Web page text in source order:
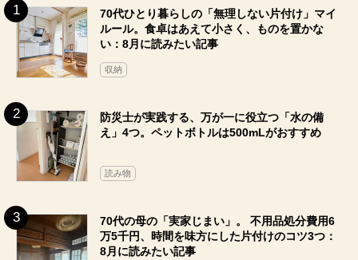
70代ひとり暮らしの「無理しない片付け」マイ
ルール。食卓はあえて小さく、ものを置かな
い：8月に読みたい記事
収納
防災士が実践する、万が一に役立つ「水の備
え」4つ。ペットボトルは500mLがおすすめ
読み物
70代の母の「実家じまい」。 不用品処分費用6
万5千円、時間を味方にした片付けのコツ3つ：
8月に読みたい記事